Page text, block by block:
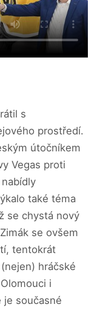
s
prostředí.
útočníkem
Vegas proti
také téma
se chystá nový
se ovšem
tentokrát
hráčské
i
je současné